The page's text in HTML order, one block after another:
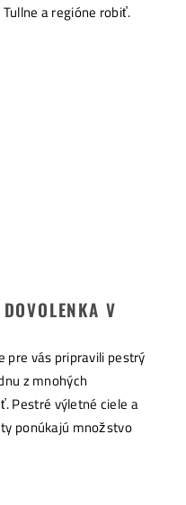
a regióne robiť.
V
pre vás pripravili pestrý
z mnohých
Pestré výletné ciele a
ponúkajú množstvo